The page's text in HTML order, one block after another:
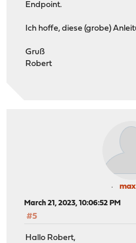
Endpoint.
Ich hoffe, diese (grobe)
Gruß
Robert
March 21, 2023, 10:06:52 PM
#5
Hallo Robert,